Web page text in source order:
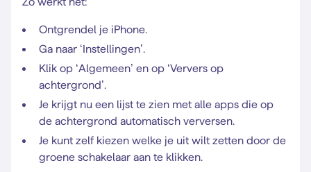
Ontgrendel je iPhone.
Ga naar ‘Instellingen’.
Klik op ‘Algemeen’ en op ‘Ververs op
achtergrond’.
Je krijgt nu een lijst te zien met alle apps die op
de achtergrond automatisch verversen.
Je kunt zelf kiezen welke je uit wilt zetten door de
groene schakelaar aan te klikken.